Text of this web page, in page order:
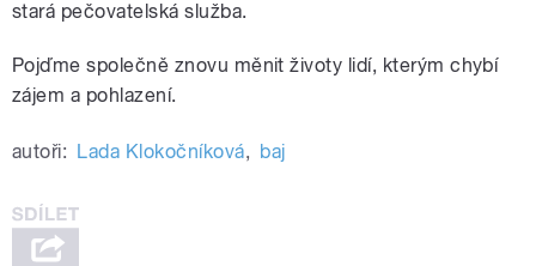
stará pečovatelská služba.
Pojďme společně znovu měnit životy lidí, kterým chybí
zájem a pohlazení.
autoři: Lada Klokočníková, baj